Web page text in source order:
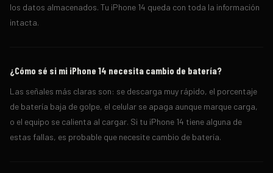
los datos almacenados. Tu iPhone 14 queda con toda la información
intacta.
¿Cómo sé si mi iPhone 14 necesita cambio de batería?
Las señales más claras son: se descarga muy rápido, el porcentaje
de batería baja de golpe, el celular se apaga aunque marque carga,
o el equipo se calienta al cargar. Si tu iPhone 14 tiene alguna de
estas fallas, es probable que necesite cambio de batería.